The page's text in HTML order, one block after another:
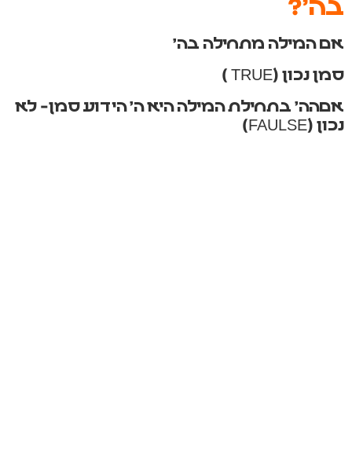
בה'?
אם המילה מתחילה בה'
סמן נכון (TRUEׂ )
אםהה' בתחילת המילה היא ה' הידוע סמן- לא
נכון (FAULSEׂ)